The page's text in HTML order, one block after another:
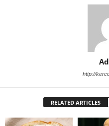
http://
RELATED ARTICLES